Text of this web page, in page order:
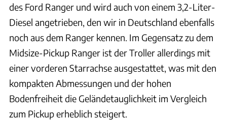
des Ford Ranger und wird auch von einem 3,2-Liter-
Diesel angetrieben, den wir in Deutschland ebenfalls
noch aus dem Ranger kennen. Im Gegensatz zu dem
Midsize-Pickup Ranger ist der Troller allerdings mit
einer vorderen Starrachse ausgestattet, was mit den
kompakten Abmessungen und der hohen
Bodenfreiheit die Geländetauglichkeit im Vergleich
zum Pickup erheblich steigert.